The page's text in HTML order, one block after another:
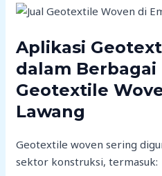
Aplikasi
dalam Berbagai
Geotextile
Lawang
Geotextile woven sering
sektor konstruksi, termasuk: